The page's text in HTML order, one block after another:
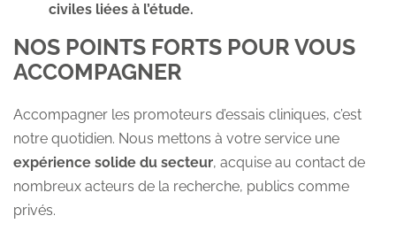
civiles liées à l’étude.
NOS POINTS FORTS POUR VOUS
ACCOMPAGNER
Accompagner les promoteurs d’essais cliniques, c’est
notre quotidien. Nous mettons à votre service une
expérience solide du secteur, acquise au contact de
nombreux acteurs de la recherche, publics comme
privés.